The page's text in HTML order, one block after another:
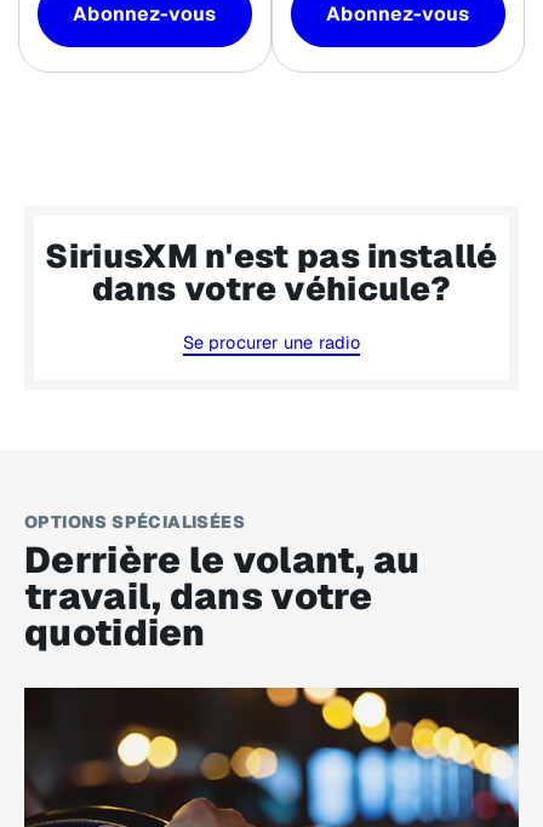
Abonnez-vous Abonnez-vous
SiriusXM n'est pas installé
dans votre véhicule?
Se procurer une radio
OPTIONS SPÉCIALISÉES
Derrière le volant, au
travail, dans votre
quotidien